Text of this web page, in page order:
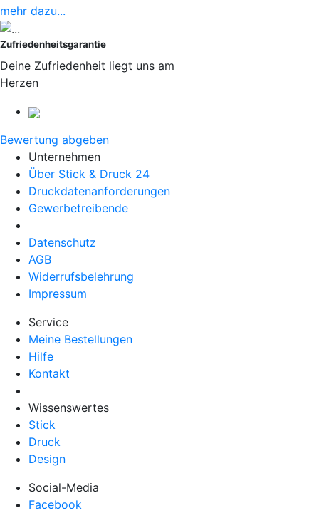
mehr dazu...
Zufriedenheitsgarantie
Deine Zufriedenheit liegt uns am
Herzen
Bewertung abgeben
Unternehmen
Über Stick & Druck 24
Druckdatenanforderungen
Gewerbetreibende
Datenschutz
AGB
Widerrufsbelehrung
Impressum
Service
Meine Bestellungen
Hilfe
Kontakt
Wissenswertes
Stick
Druck
Design
Social-Media
Facebook